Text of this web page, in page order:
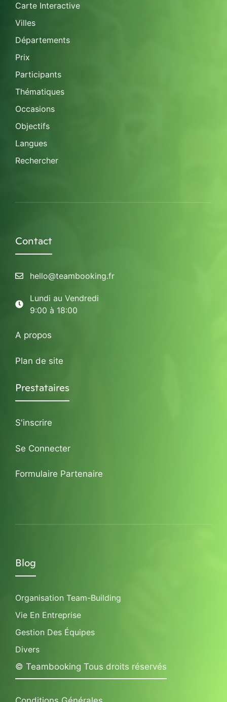
Carte Interactive
Villes
Départements
Prix
Participants
Thématiques
Occasions
Objectifs
Langues
Rechercher
Contact
hello@teambooking.fr
Lundi au Vendredi
9:00 à 18:00
A propos
Plan de site
Prestataires
S'inscrire
Se Connecter
Formulaire Partenaire
Blog
Organisation Team-Building
Vie En Entreprise
Gestion Des Équipes
Divers
© Teambooking Tous droits réservés